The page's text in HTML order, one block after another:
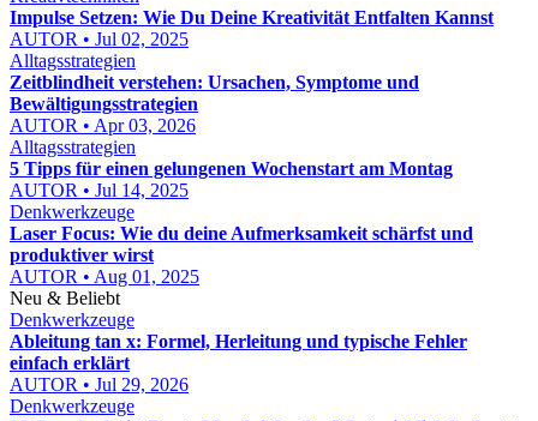
Impulse Setzen: Wie Du Deine Kreativität Entfalten Kannst
AUTOR • Jul 02, 2025
Alltagsstrategien
Zeitblindheit verstehen: Ursachen, Symptome und
Bewältigungsstrategien
AUTOR • Apr 03, 2026
Alltagsstrategien
5 Tipps für einen gelungenen Wochenstart am Montag
AUTOR • Jul 14, 2025
Denkwerkzeuge
Laser Focus: Wie du deine Aufmerksamkeit schärfst und
produktiver wirst
AUTOR • Aug 01, 2025
Neu & Beliebt
Denkwerkzeuge
Ableitung tan x: Formel, Herleitung und typische Fehler
einfach erklärt
AUTOR • Jul 29, 2026
Denkwerkzeuge